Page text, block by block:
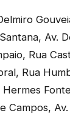
Av.
Rua
Rua
Hermes
Campos,